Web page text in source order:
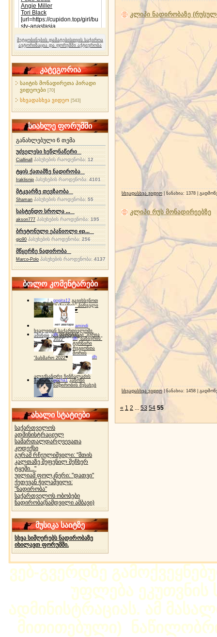
შეტყობინების დამატებისთვის საჭიროა
ავტორიზაცია და ფორუმში აქტიურობა
კატეგორია
საიტის მონადირეთა პირადი
ვიდეოები [70]
სხვადასხვა ვიდეო [543]
სიახლე ფორუმში
განახლებული 6 თემა
უძველესი ხეწლნაწერი
Ciallinall პასუხების რაოდენობა:12
ტყის ქათამზე ნადირობა
Iraklisnip პასუხების რაოდენობა: 4101
მტკვარზე თევზაობა
Shaman პასუხების რაოდენობა:55
სასტენდო სროლა ...
akson777 პასუხების რაოდენობა:195
ბრეტონული ეპანიოლი ep...
gio90 პასუხების რაოდენობა:256
მწყერზე ნადირობა
Marco-Polo პასუხების რაოდენობა:4137
ბოლო კომენტარები
gogita12 გავიხსენოთ
"ბაზიერის" პირველი
ტურნირი ❤
amindi
ხვალიდან საქართველოში
ამინდი გაუარესდება
dh სპორტინგი "გურია
2022"
dh "ბაზიერის"
ტურნირი
რეგიონთა
შორის
"ბახმარო 2022"
dh
ალექსანდრე ჩინჩალაძის
მემორიალიgocha1 კანონი
ნადირობის შესახებ
ახალი სტატიები
საქართველოს
ადმინისტრაციულ
სამართალდარღვევათა
კოდექსი
გურამ რჩეულიშვილი: "მთის
კალთაზე შეფენილ მეჩხერ
ტყეში..."
უილიამ ფოლკნერი: "დათვი"
ქეთევან ჭილაშვილი:
"ნადირობა"
საქართველოს ობობები
ნადირობა(ნამდვილი ამბავი)
მუსიკა საიტზე
სხვა სიმღერებს ნადირობაზე
იხილავთ ფორუმში.
კლიპი ნადირობაზე
სხვადასხვა ვიდეო | ნანახია: 1378 |
კლიპი რუს მონადირეებზე
სხვადასხვა ვიდეო | ნანახია: 1458 |
« 1 2 ... 53 54 55
ვებ-გვერდზე
უფლება ეკუთვნის
ადმინისტრაციას. ამ
მითითებული)